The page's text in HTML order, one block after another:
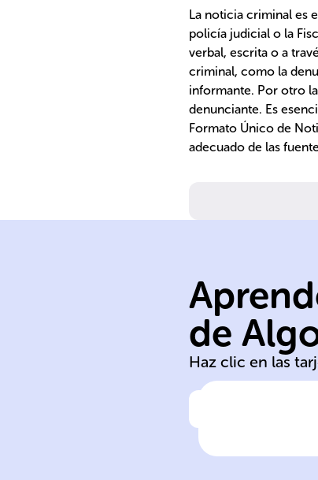
La noticia criminal es
policía judicial o la
verbal, escrita o a
criminal, como la
informante. Por otro
denunciante. Es
Formato Único de
adecuado de las
de
Haz clic en las
Haz clic para
Puede ser
o escrita,
realizada